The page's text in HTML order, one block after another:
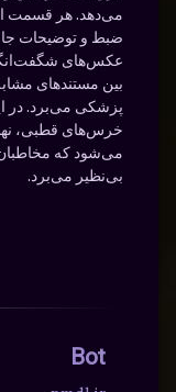
می‌دهد. هر قسمت
ضبط و توضیحات
عکس‌های
بین مستندهای
پزشکی می‌برد. در
خرس‌های قطبی،
می‌شود که مخاطبان
بی‌نظیر می‌برد.
Bot